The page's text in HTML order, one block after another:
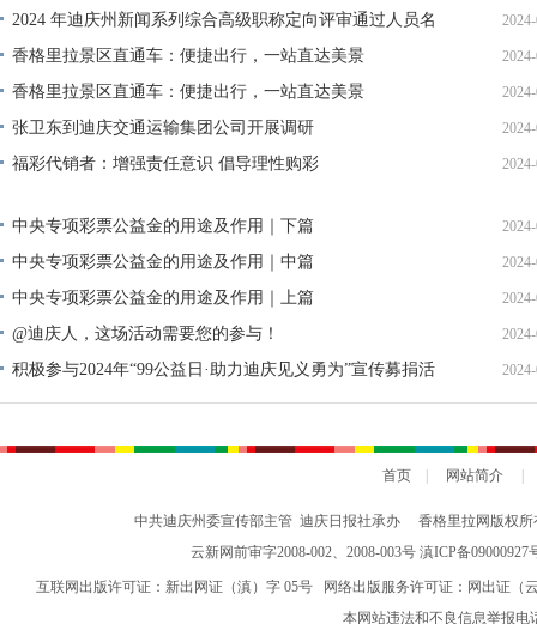
2024 年迪庆州新闻系列综合高级职称定向评审通过人员名
单公示
香格里拉景区直通车：便捷出行，一站直达美景
香格里拉景区直通车：便捷出行，一站直达美景
张卫东到迪庆交通运输集团公司开展调研
福彩代销者：增强责任意识 倡导理性购彩
中央专项彩票公益金的用途及作用｜下篇
中央专项彩票公益金的用途及作用｜中篇
中央专项彩票公益金的用途及作用｜上篇
@迪庆人，这场活动需要您的参与！
积极参与2024年“99公益日·助力迪庆见义勇为”宣传募捐活
动倡议书